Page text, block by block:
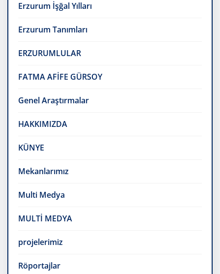
Erzurum İşğal Yılları
Erzurum Tanımları
ERZURUMLULAR
FATMA AFİFE GÜRSOY
Genel Araştırmalar
HAKKIMIZDA
KÜNYE
Mekanlarımız
Multi Medya
MULTİ MEDYA
projelerimiz
Röportajlar